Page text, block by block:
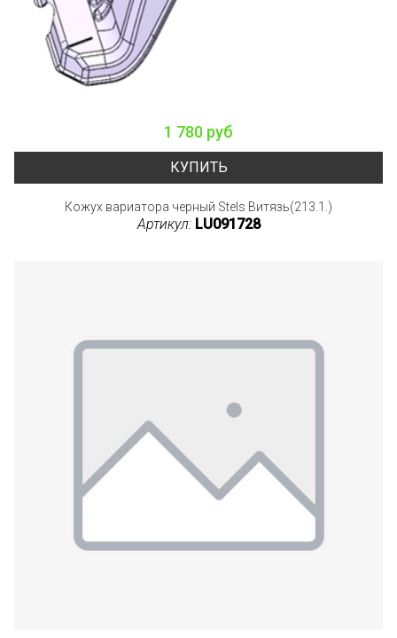
1 780 руб
КУПИТЬ
Кожух вариатора черный Stels Витязь(213.1.)
Артикул: LU091728